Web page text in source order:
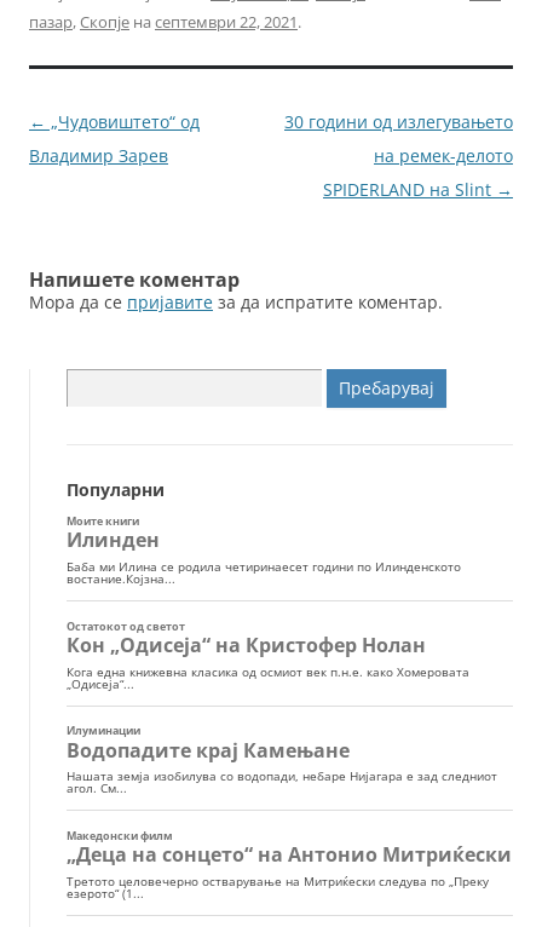
e
b
o
o
er l e
n
пазар,Скопје на септември 22, 2021.
Навигација
за
← „Чудовиштето“ од
Владимир Зарев
30 години од излегувањето
на ремек-делото
SPIDERLAND на Slint →
Напишете коментар
Мора да се пријавите за да испратите коментар.
за:
Популарни